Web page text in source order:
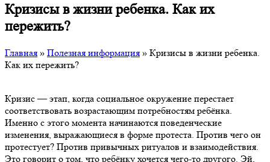
Кризисы в жизни ребенка. Как их
пережить?
Главная » Полезная информация » Кризисы в жизни ребенка.
Как их пережить?
Кризис — этап, когда социальное окружение перестает
соответствовать возрастающим потребностям ребёнка.
Именно с этого момента начинаются поведенческие
изменения, выражающиеся в форме протеста. Против чего он
протестует? Против привычных ритуалов и взаимодействия.
Это говорит о том, что ребёнку хочется чего-то другого. Эй,